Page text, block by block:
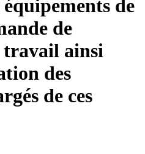
de
de
ainsi
des
de ces